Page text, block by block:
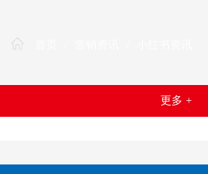
更多 +